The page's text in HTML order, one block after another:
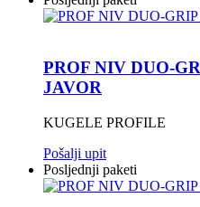
PROF NIV DUO-
JAVOR
KUGELE PROFILE
Pošalji upit
Posljednji paketi